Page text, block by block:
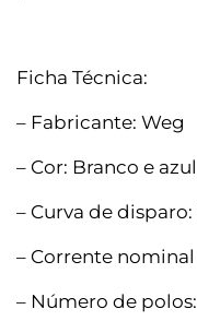
Ficha Técnica:
– Fabricante: Weg
– Cor: Branco e azul
– Curva de disparo:
– Corrente nominal
– Número de